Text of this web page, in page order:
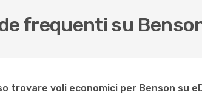
frequenti su
trovare voli economici per Benson su